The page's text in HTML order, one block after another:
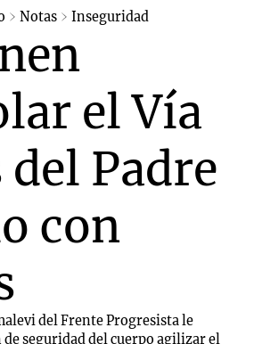
Notas Inseguridad
el Vía
Padre
con
del Frente Progresista le
seguridad del cuerpo agilizar el